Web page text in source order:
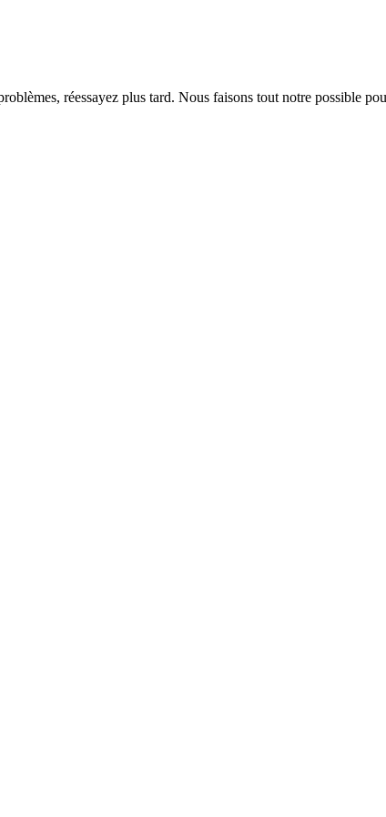
réessayez plus tard. Nous faisons tout notre possible